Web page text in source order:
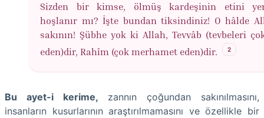
Sizden bir kimse, ölmüş kardeşinin etini
hoşlanır mı? İşte bundan tiksindiniz! O hâlde
sakının! Şübhe yok ki Allah, Tevvâb (tevbeleri
eden)dir, Rahîm (çok merhamet eden)dir.
2
Bu ayet-i kerime, zannın çoğundan sakınılmasını,
insanların kusurlarının araştırılmamasını ve özellikle bir